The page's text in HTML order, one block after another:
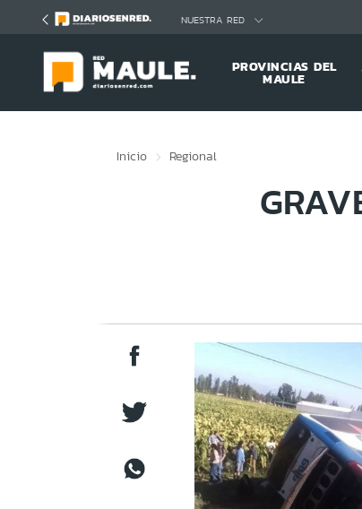
NUESTRA RED
PROVINCIAS DEL
MAULE
Inicio Regional